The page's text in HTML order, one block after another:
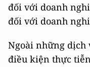
đối với doanh
đối với doanh
Ngoài những dịch
điều kiện thực